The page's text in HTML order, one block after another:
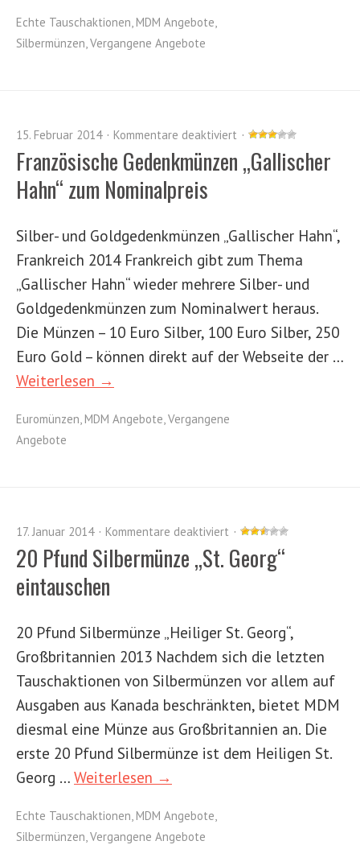
Echte Tauschaktionen, MDM Angebote,
Silbermünzen,Vergangene Angebote
15. Februar 2014 Kommentare deaktiviert
Französische Gedenkmünzen „Gallischer
Hahn“ zum Nominalpreis
Silber- und Goldgedenkmünzen „Gallischer Hahn“,
Frankreich 2014 Frankreich gibt zum Thema
„Gallischer Hahn“ wieder mehrere Silber- und
Goldgedenkmünzen zum Nominalwert heraus.
Die Münzen – 10 Euro Silber, 100 Euro Silber, 250
Euro Gold – können direkt auf der Webseite der …
Weiterlesen →
Euromünzen, MDM Angebote,Vergangene
Angebote
17. Januar 2014 Kommentare deaktiviert
20 Pfund Silbermünze „St. Georg“
eintauschen
20 Pfund Silbermünze „Heiliger St. Georg“,
Großbritannien 2013 Nachdem sich die letzten
Tauschaktionen von Silbermünzen vor allem auf
Ausgaben aus Kanada beschränkten, bietet MDM
diesmal eine Münze aus Großbritannien an. Die
erste 20 Pfund Silbermünze ist dem Heiligen St.
Georg … Weiterlesen →
Echte Tauschaktionen, MDM Angebote,
Silbermünzen,Vergangene Angebote